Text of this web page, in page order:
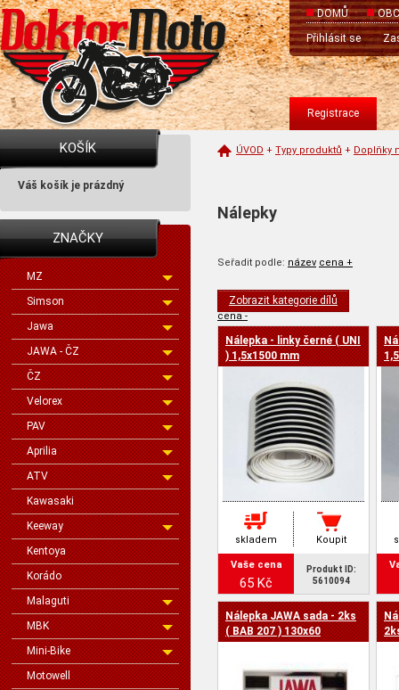
DOMŮ
Přihlásit se
Registrace
KOŠÍK
Váš košík je prázdný
ZNAČKY
MZ
Simson
Jawa
JAWA - ČZ
ČZ
Velorex
PAV
Aprilia
ATV
Kawasaki
Keeway
Kentoya
Korádo
Malaguti
MBK
Mini-Bike
Motowell
ÚVOD + Typy produktů + Doplňky
Nálepky
Seřadit podle: název cena +
cena -
Zobrazit kategorie dílů
Nálepka - linky černé ( UNI
) 1,5x1500 mm
skladem Koupit
Vaše cena
65 Kč
Produkt ID:
5610094
Nálepka JAWA sada - 2ks
( BAB 207 ) 130x60